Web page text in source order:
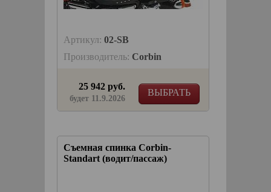
Артикул: 02-SB
Производитель: Corbin
ВЫБРАТЬ
25 942 руб.
будет 11.9.2026
Съемная спинка Corbin-
Standart (водит/пассаж)